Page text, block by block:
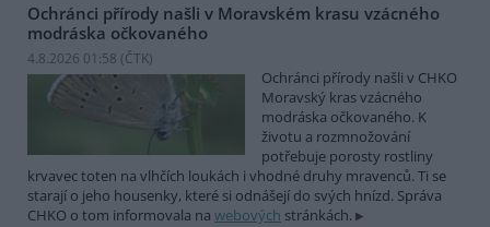
Ochránci přírody našli v Moravském krasu vzácného
modráska očkovaného
4.8.2026 01:58 (ČTK)
Ochránci přírody našli v CHKO
Moravský kras vzácného
modráska očkovaného. K
životu a rozmnožování
potřebuje porosty rostliny
krvavec toten na vlhčích loukách i vhodné druhy mravenců. Ti se
starají o jeho housenky, které si odnášejí do svých hnízd. Správa
CHKO o tom informovala na webových stránkách.